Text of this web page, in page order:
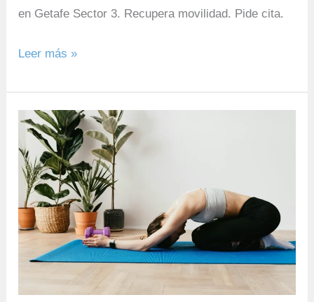
en Getafe Sector 3. Recupera movilidad. Pide cita.
Leer más »
El
Secreto
para
una
Vida
Activa,
y